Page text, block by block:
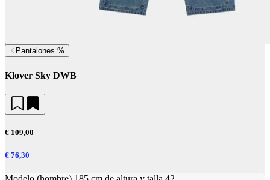
Pantalones %
Klover Sky DWB
€ 109,00
€ 76,30